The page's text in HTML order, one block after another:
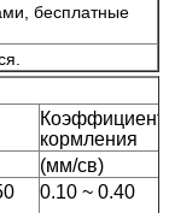
бесплатные
Коэффициент
кормления
(мм/св)
0.10 ~ 0.40